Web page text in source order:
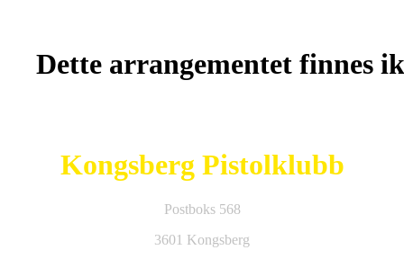
Dette arrangementet finnes
Kongsberg Pistolklubb
Postboks 568
3601 Kongsberg